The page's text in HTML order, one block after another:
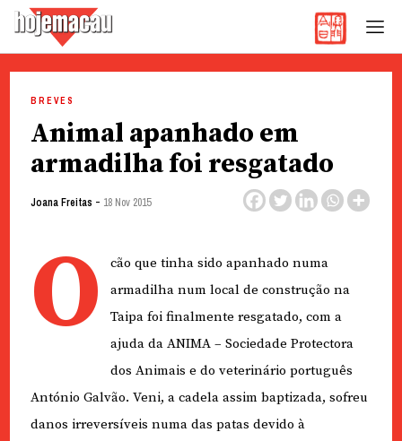
content
BREVES
Animal apanhado em
armadilha foi resgatado
Joana Freitas - 18 Nov 2015
O
cão que tinha sido apanhado numa
armadilha num local de construção na
Taipa foi finalmente resgatado, com a
ajuda da ANIMA – Sociedade Protectora
dos Animais e do veterinário português
António Galvão. Veni, a cadela assim baptizada, sofreu
danos irreversíveis numa das patas devido à